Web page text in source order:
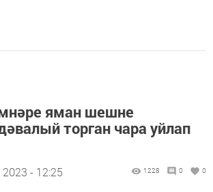
яман шешне
торган чара уйлап
- 12:25 1228 0 0